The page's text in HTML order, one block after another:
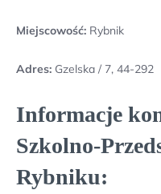
Miejscowość: Rybnik
Adres: Gzelska / 7, 44-292
Informacje
Szkolno-
Rybniku: